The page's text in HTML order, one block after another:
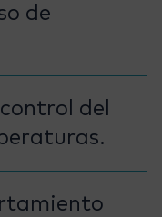
de
del